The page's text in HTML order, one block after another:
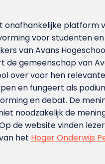
onafhankelijke platform
voor studenten en
van Avans
de gemeenschap van
over voor hen relevante
en fungeert als
en debat. De
noodzakelijk de
de website vinden
het Hoger Onderwijs